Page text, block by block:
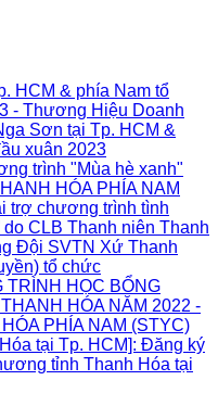
HCM & phía Nam tổ
- Thương Hiệu Doanh
Sơn tại Tp. HCM &
xuân 2023
trình "Mùa hè xanh"
HÓA PHÍA NAM
trợ chương trình tình
do CLB Thanh niên Thanh
Đội SVTN Xứ Thanh
tổ chức
HỌC BỔNG
HÓA NĂM 2022 -
PHÍA NAM (STYC)
tại Tp. HCM]: Đăng ký
tỉnh Thanh Hóa tại